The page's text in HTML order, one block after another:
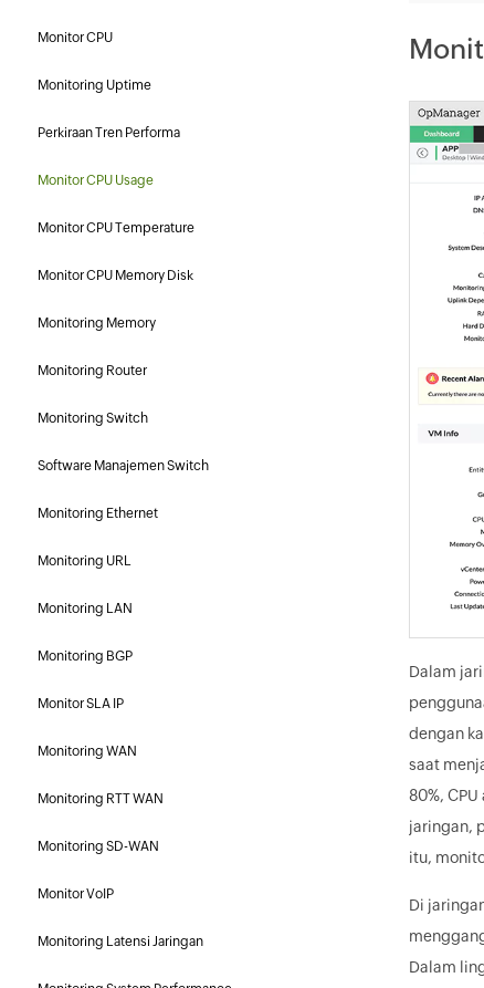
Monitor CPU
Monitoring Uptime
Perkiraan Tren Performa
Monitor CPU Usage
Monitor CPU Temperature
Monitor CPU Memory Disk
Monitoring Memory
Monitoring Router
Monitoring Switch
Software Manajemen Switch
Monitoring Ethernet
Monitoring URL
Monitoring LAN
Monitoring BGP
Monitor SLA IP
Monitoring WAN
Monitoring RTT WAN
Monitoring SD-WAN
Monitor VoIP
Monitoring Latensi Jaringan
Dalam
dengan
saat
80%,
jaringan,
itu,
Di
Dalam